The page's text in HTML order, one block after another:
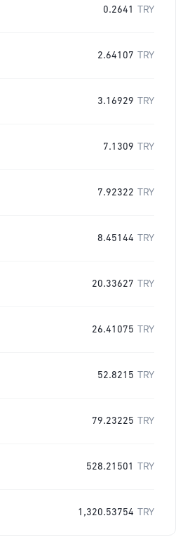
0.2641 TRY
2.64107 TRY
3.16929 TRY
7.1309 TRY
7.92322 TRY
8.45144 TRY
20.33627 TRY
26.41075 TRY
52.8215 TRY
79.23225 TRY
528.21501 TRY
1,320.53754 TRY